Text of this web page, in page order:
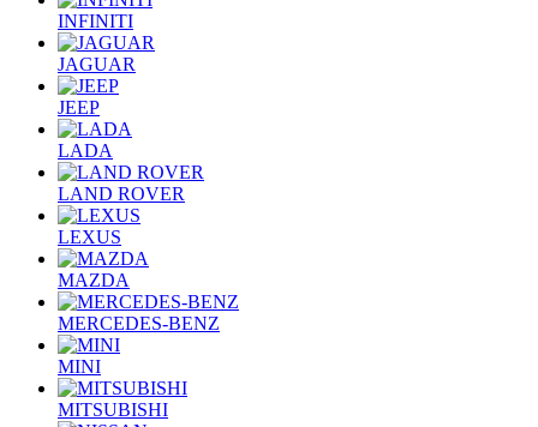
INFINITI
JAGUAR
JEEP
LADA
LAND ROVER
LEXUS
MAZDA
MERCEDES-BENZ
MINI
MITSUBISHI